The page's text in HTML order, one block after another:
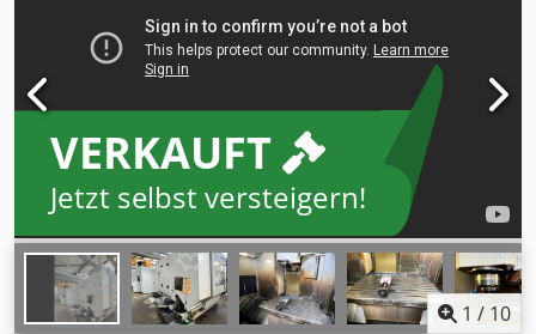
VERKAUFT
Jetzt selbst versteigern!
1 / 10